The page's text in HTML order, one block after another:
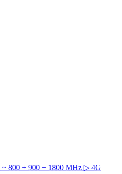
800 + 900 + 1800 MHz ▷ 4G